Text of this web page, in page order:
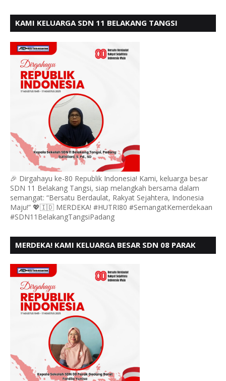
KAMI KELUARGA SDN 11 BELAKANG TANGSI
🎉 Dirgahayu ke-80 Republik Indonesia! Kami, keluarga besar
SDN 11 Belakang Tangsi, siap melangkah bersama dalam
semangat: “Bersatu Berdaulat, Rakyat Sejahtera, Indonesia
Maju!” 💖🇮🇩 MERDEKA! #HUTRI80 #SemangatKemerdekaan
#SDN11BelakangTangsiPadang
MERDEKA! KAMI KELUARGA BESAR SDN 08 PARAK
- 80,